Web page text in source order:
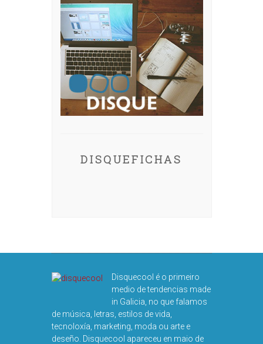
DISQUEFICHAS
Disquecool é o primeiro
medio de tendencias made
in Galicia, no que falamos
de música, letras, estilos de vida,
tecnoloxía, marketing, moda ou arte e
deseño. Disquecool apareceu en maio de